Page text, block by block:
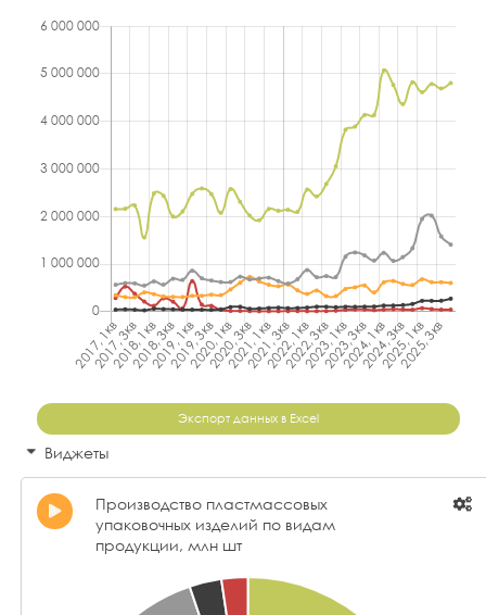
Экспорт данных в Excel
Виджеты
Производство пластмассовых
упаковочных изделий по видам
продукции, млн шт